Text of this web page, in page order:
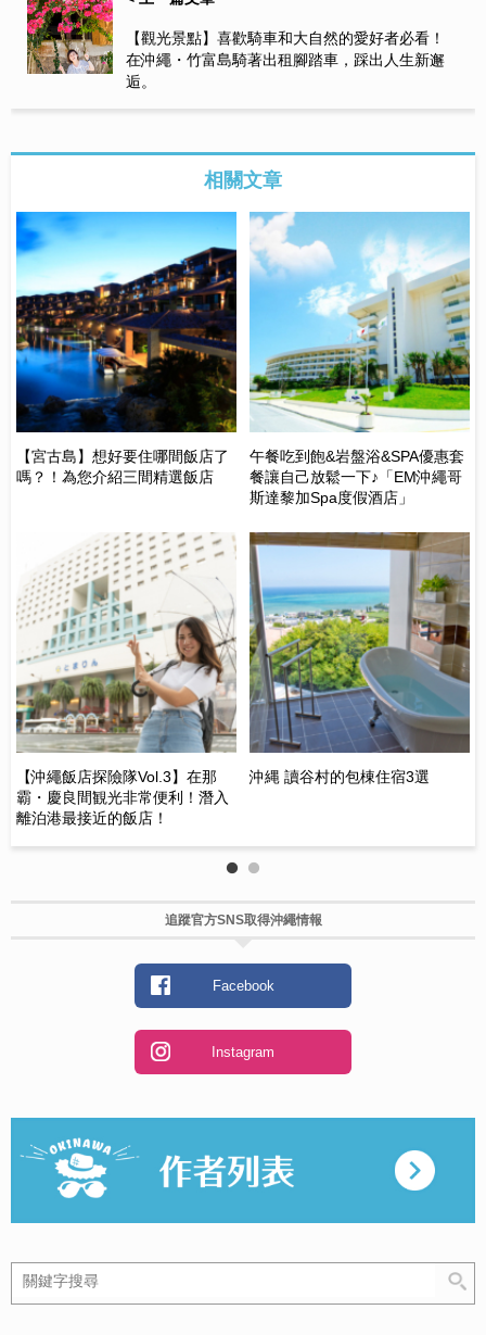
【觀光景點】喜歡騎車和大自然的愛好者必看！
在沖繩・竹富島騎著出租腳踏車，踩出人生新邂
逅。
相關文章
【宮古島】想好要住哪間飯店了
嗎？！為您介紹三間精選飯店
午餐吃到飽&岩盤浴&SPA優惠套
餐讓自己放鬆一下♪「EM沖繩哥
斯達黎加Spa度假酒店」
【沖繩飯店探險隊Vol.3】在那
霸・慶良間観光非常便利！潛入
離泊港最接近的飯店！
沖縄 讀谷村的包棟住宿3選
追蹤官方SNS取得沖繩情報
Facebook
Instagram